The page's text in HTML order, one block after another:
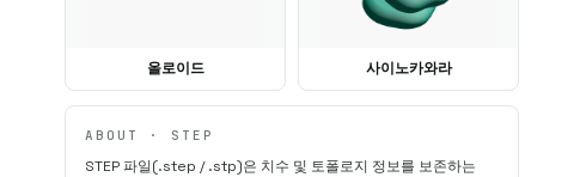
올로이드 사이노카와라
ABOUT · STEP
STEP 파일(.step / .stp)은 치수 및 토폴로지 정보를 보존하는